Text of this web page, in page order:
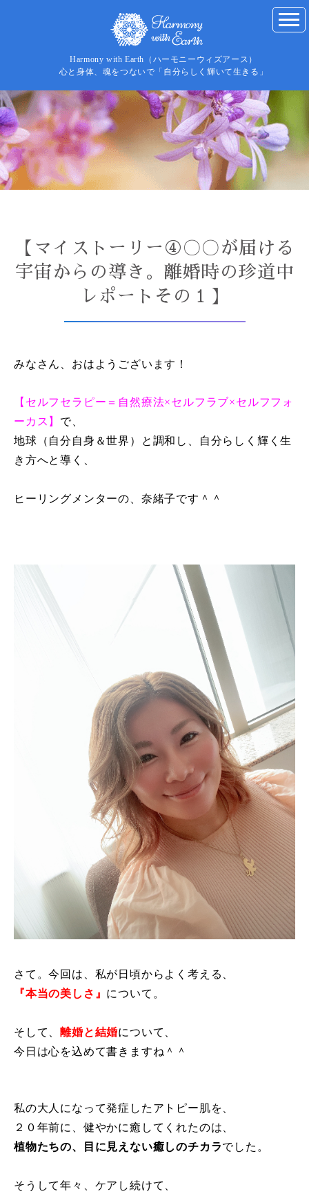
Harmony with Earth（ハーモニーウィズアース）
心と身体、魂をつないで「自分らしく輝いて生きる」
【マイストーリー④〇〇が届ける
宇宙からの導き。離婚時の珍道中
レポートその１】
みなさん、おはようございます！
【セルフセラピー＝自然療法×セルフラブ×セルフフォ
ーカス】 で、
地球（自分自身＆世界）と調和し、自分らしく輝く生
き方へと導く、
ヒーリングメンターの、奈緒子です＾＾
さて。今回は、私が日頃からよく考える、
『本当の美しさ』 について。
そして、離婚と結婚について、
今日は心を込めて書きますね＾＾
私の大人になって発症したアトピー肌を、
２０年前に、健やかに癒してくれたのは、
植物たちの、目に見えない癒しのチカラでした。
そうして年々、ケアし続けて、